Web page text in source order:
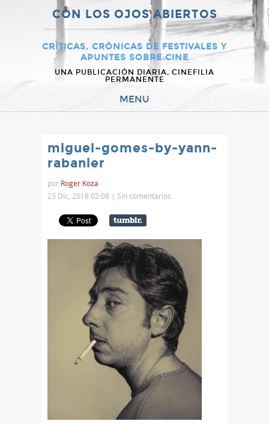
CON LOS OJOS ABIERTOS
CRÍTICAS, CRÓNICAS DE FESTIVALES Y
APUNTES SOBRE CINE
UNA PUBLICACIÓN DIARIA, CINEFILIA
PERMANENTE
MENU
miguel-gomes-by-yann-
rabanier
por Roger Koza -
23 Dic, 2018 02:08 | Sin comentarios